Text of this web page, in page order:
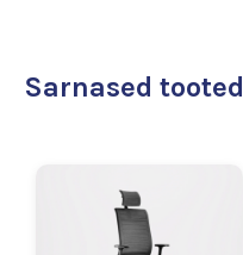
Sarnased tooted